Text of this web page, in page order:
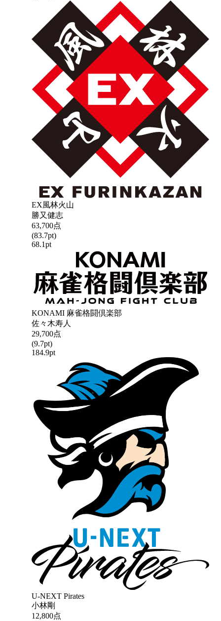
EX風林火山
勝又健志
63,700点
(83.7pt)
68.1pt
KONAMI 麻雀格闘倶楽部
佐々木寿人
29,700点
(9.7pt)
184.9pt
U-NEXT Pirates
小林剛
12,800点